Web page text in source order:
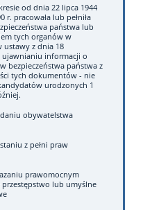
od dnia 22 lipca 1944
r. pracowała lub pełniła
państwa lub
tych organów w
ustawy z dnia 18
ujawnianiu informacji o
bezpieczeństwa państwa z
tych dokumentów - nie
urodzonych 1
obywatelstwa
z pełni praw
prawomocnym
lub umyślne